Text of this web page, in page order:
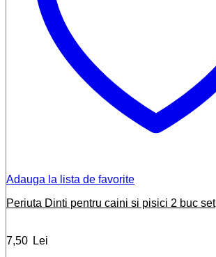
Adauga la lista de favorite
Periuta Dinti pentru caini si pisici 2 buc set
7,50 Lei